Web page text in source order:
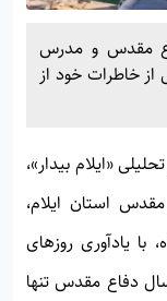
۷۰ درصد دفاع مقدس و مدرس
از خاطرات خود از
«ایلام بیدار»،
۷۰ درصد دفاع مقدس استان ایلام،
با یادآوری روزهای
دفاع مقدس تنها